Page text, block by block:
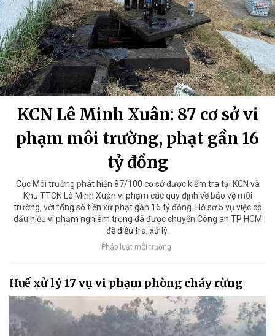
KCN Lê Minh Xuân: 87 cơ sở vi
phạm môi trường, phạt gần 16
tỷ đồng
Cục Môi trường phát hiện 87/100 cơ sở được kiểm tra tại KCN và
Khu TTCN Lê Minh Xuân vi phạm các quy định về bảo vệ môi
trường, với tổng số tiền xử phạt gần 16 tỷ đồng. Hồ sơ 5 vụ việc có
dấu hiệu vi phạm nghiêm trọng đã được chuyển Công an TP HCM
để điều tra, xử lý.
Pháp luật môi trường
Huế xử lý 17 vụ vi phạm phòng cháy rừng